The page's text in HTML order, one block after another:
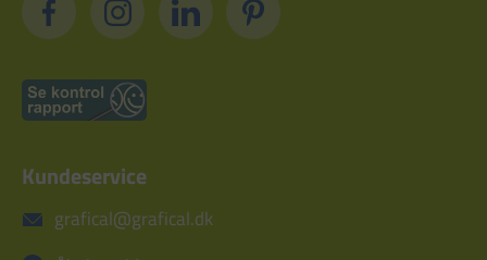
Kundeservice
grafical@grafical.dk